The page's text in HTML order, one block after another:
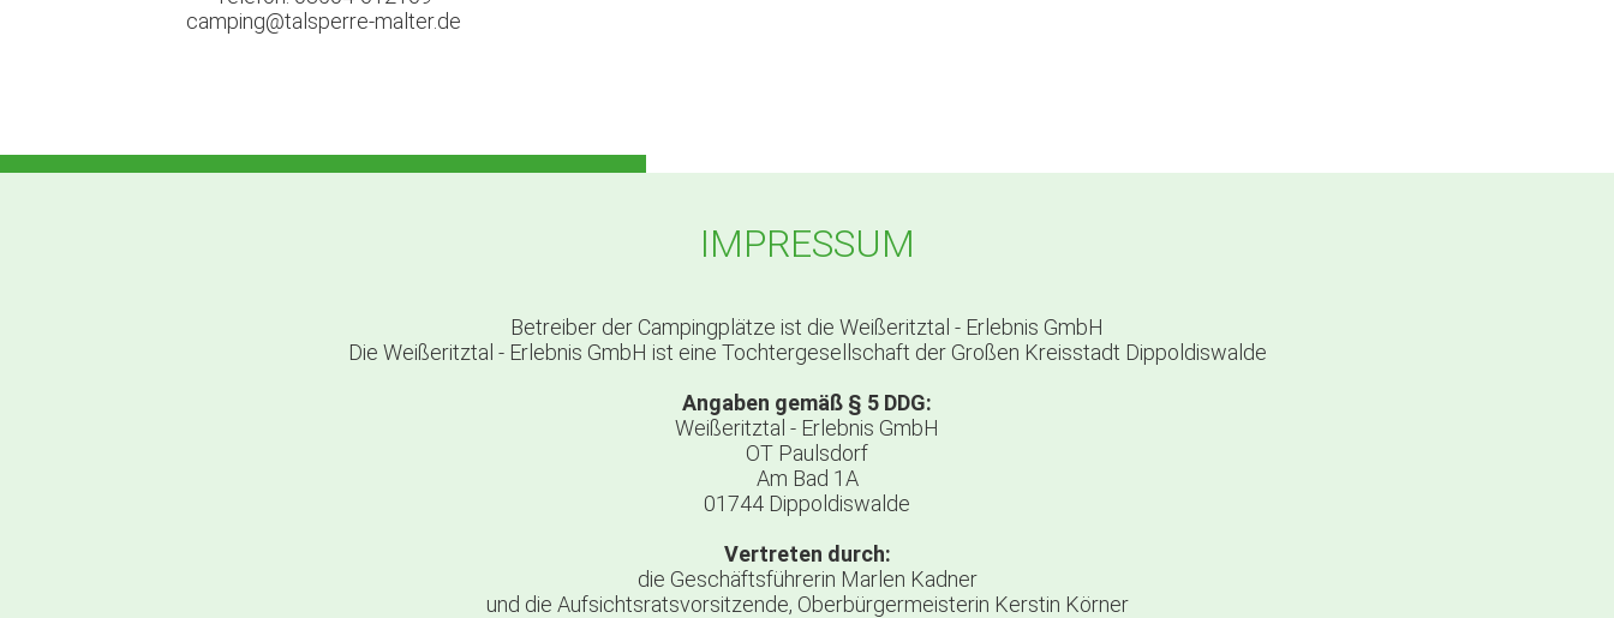
camping@talsperre-malter.de
IMPRESSUM
Betreiber der Campingplätze ist die Weißeritztal - Erlebnis GmbH
Die Weißeritztal - Erlebnis GmbH ist eine Tochtergesellschaft der Großen Kreisstadt Dippoldiswalde
Angaben gemäß § 5 DDG:
Weißeritztal - Erlebnis GmbH
OT Paulsdorf
Am Bad 1A
01744 Dippoldiswalde
Vertreten durch:
die Geschäftsführerin Marlen Kadner
und die Aufsichtsratsvorsitzende, Oberbürgermeisterin Kerstin Körner